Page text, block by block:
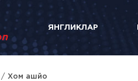
ЯНГЛИКЛАР
Хом ашйо